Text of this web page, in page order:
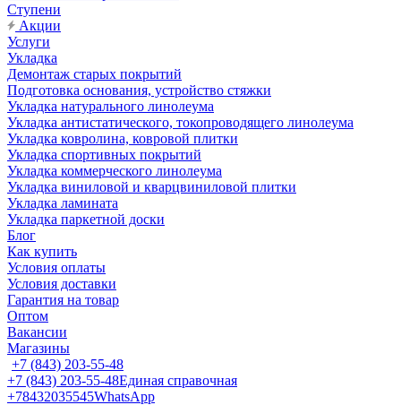
Ступени
Акции
Услуги
Укладка
Демонтаж старых покрытий
Подготовка основания, устройство стяжки
Укладка натурального линолеума
Укладка антистатического, токопроводящего линолеума
Укладка ковролина, ковровой плитки
Укладка спортивных покрытий
Укладка коммерческого линолеума
Укладка виниловой и кварцвиниловой плитки
Укладка ламината
Укладка паркетной доски
Блог
Как купить
Условия оплаты
Условия доставки
Гарантия на товар
Оптом
Вакансии
Магазины
+7 (843) 203-55-48
+7 (843) 203-55-48Единая справочная
+78432035545WhatsApp